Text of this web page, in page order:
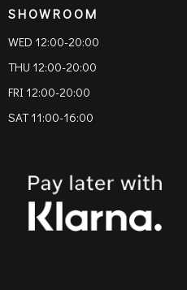
SHOWROOM
WED 12:00-20:00
THU 12:00-20:00
FRI 12:00-20:00
SAT 11:00-16:00